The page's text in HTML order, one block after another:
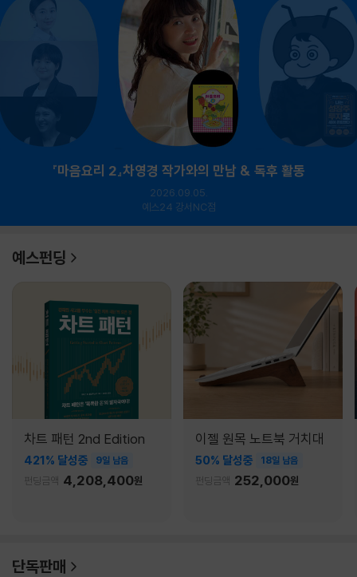
『마음요리 2』차영경 작가와의 만남 & 독후 활동
2026.09.05.
예스24 강서NC점
예스펀딩
차트 패턴 2nd Edition
421% 달성중 9일 남음
펀딩금액 4,208,400원
이젤 원목 노트북 거치대
50% 달성중 18일 남음
펀딩금액 252,000원
단독판매